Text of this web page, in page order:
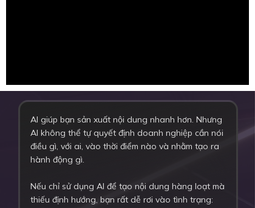
AI giúp bạn sản xuất nội dung nhanh hơn. Nhưng
AI không thể tự quyết định doanh nghiệp cần nói
điều gì, với ai, vào thời điểm nào và nhằm tạo ra
hành động gì.
Nếu chỉ sử dụng AI để tạo nội dung hàng loạt mà
thiếu định hướng, bạn rất dễ rơi vào tình trạng: